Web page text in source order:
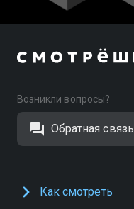
Возникли вопросы?
Обратная связь
Как смотреть